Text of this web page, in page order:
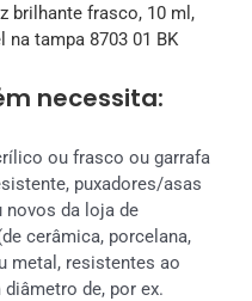
brilhante frasco, 10 ml,
na tampa 8703 01 BK
necessita:
ou frasco ou garrafa
puxadores/asas
novos da loja de
cerâmica, porcelana,
metal, resistentes ao
de, por ex.